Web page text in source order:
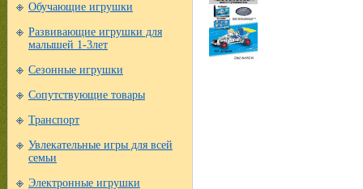
Обучающие игрушки
Развивающие игрушки для
малышей 1-3лет
Сезонные игрушки
Сопутствующие товары
Транспорт
Увлекательные игры для всей
семьи
Электронные игрушки